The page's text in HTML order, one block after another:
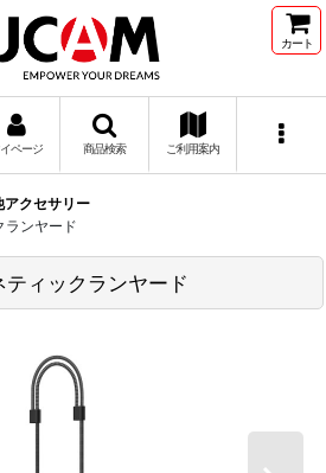
カート
ページ 商品検索 ご利用案内
アクセサリー
ランヤード
ィックランヤード